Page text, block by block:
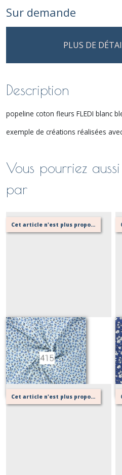
Sur demande
PLUS DE
Description
popeline coton fleurs FLEDI blanc
exemple de créations réalisées
Vous pourriez
par
Cet article n'est plus proposé, retournez au menu principal ou contactez moi!
415
Sur demande
Cet article n'est plus proposé, retournez au menu principal ou contactez moi!